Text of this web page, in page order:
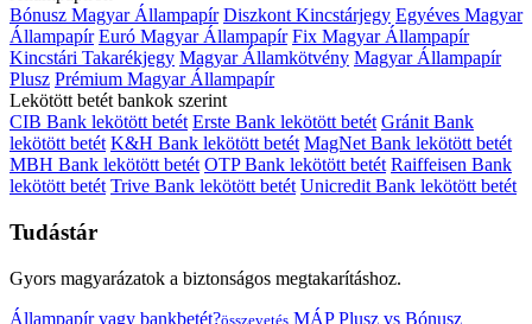
Bónusz Magyar Állampapír Diszkont Kincstárjegy Egyéves Magyar
Állampapír Euró Magyar Állampapír Fix Magyar Állampapír
Kincstári Takarékjegy Magyar Államkötvény Magyar Állampapír
Plusz Prémium Magyar Állampapír
Lekötött betét bankok szerint
CIB Bank lekötött betét Erste Bank lekötött betét Gránit Bank
lekötött betét K&H Bank lekötött betét MagNet Bank lekötött betét
MBH Bank lekötött betét OTP Bank lekötött betét Raiffeisen Bank
lekötött betét Trive Bank lekötött betét Unicredit Bank lekötött betét
Tudástár
Gyors magyarázatok a biztonságos megtakarításhoz.
Állampapír vagy bankbetét?összevetés MÁP Plusz vs Bónusz